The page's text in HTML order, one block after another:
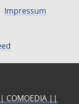
Impressum
COMOEDIA ||